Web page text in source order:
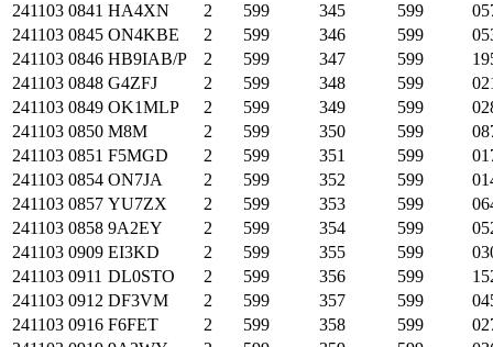
241103 0841 HA4XN 2 599 345 599
241103 0845 ON4KBE 2 599 346 599
241103 0846 HB9IAB/P 2 599 347 599
241103 0848 G4ZFJ 2 599 348 599
241103 0849 OK1MLP 2 599 349 599
241103 0850 M8M 2 599 350 599
241103 0851 F5MGD 2 599 351 599
241103 0854 ON7JA 2 599 352 599
241103 0857 YU7ZX 2 599 353 599
241103 0858 9A2EY 2 599 354 599
241103 0909 EI3KD 2 599 355 599
241103 0911 DL0STO 2 599 356 599
241103 0912 DF3VM 2 599 357 599
241103 0916 F6FET 2 599 358 599